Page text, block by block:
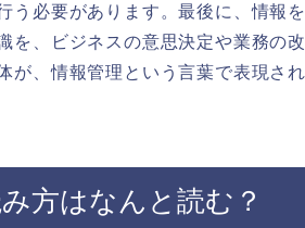
う必要があります。最後に、情報
を、ビジネスの意思決定や業務の
が、情報管理という言葉で表現され
方はなんと読む？